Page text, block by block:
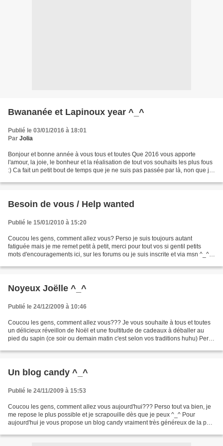
Bwananée et Lapinoux year ^_^
Publié le 03/01/2016 à 18:01
Par Jolia
Bonjour et bonne année à vous tous et toutes Que 2016 vous apporte
l'amour, la joie, le bonheur et la réalisation de tout vos souhaits les plus fous
:) Ca fait un petit bout de temps que je ne suis pas passée par là, non que je
Besoin de vous / Help wanted
Publié le 15/01/2010 à 15:20
Coucou les gens, comment allez vous? Perso je suis toujours autant
fatiguée mais je me remet petit à petit, merci pour tout vos si gentil petits
mots d'encouragements ici, sur les forums ou je suis inscrite et via msn ^_^
Noyeux Joëlle ^_^
Publié le 24/12/2009 à 10:46
Coucou les gens, comment allez vous??? Je vous souhaite à tous et toutes
un délicieux réveillon de Noël et une foultitude de cadeaux à déballer au
pied du sapin (ce soir ou demain matin c'est selon vos traditions huhu) Perso
Un blog candy ^_^
Publié le 24/11/2009 à 15:53
Coucou les gens, comment allez vous aujourd'hui??? Perso tout va bien, je
me repose le plus possible et je scrapouille dès que je peux ^_^ Pour
aujourd'hui je vous propose un blog candy vraiment très généreux de la part